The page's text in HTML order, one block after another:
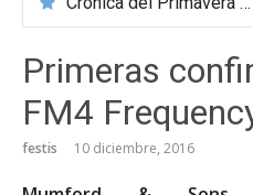
Primeras
FM4
festis 10 diciembre, 2016